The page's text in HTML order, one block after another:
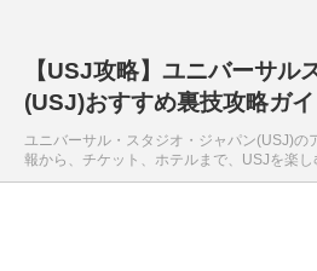
【USJ攻略】ユニバーサル
(USJ)おすすめ裏技攻略ガイ
ユニバーサル・スタジオ・ジャパン(USJ)の
報から、チケット、ホテルまで、USJを楽し